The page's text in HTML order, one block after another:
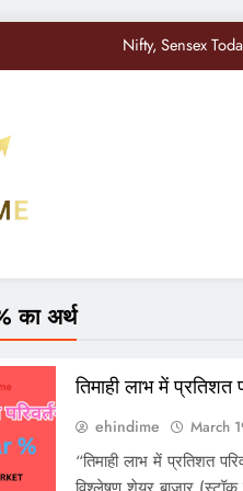
Nifty, Sensex
शेयर बाजार में उतार-चढ़ाव,
सोमवार से
शेयर बाजार में उतार-चढ़ाव, बॉन्ड
Brighter Future: Your
का अर्थ
तिमाही लाभ में प्रतिशत
ehindime March
“तिमाही लाभ में प्रतिशत